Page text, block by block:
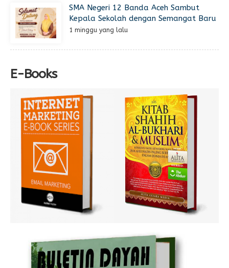
SMA Negeri 12 Banda Aceh Sambut
Kepala Sekolah dengan Semangat Baru
1 minggu yang lalu
E-Books